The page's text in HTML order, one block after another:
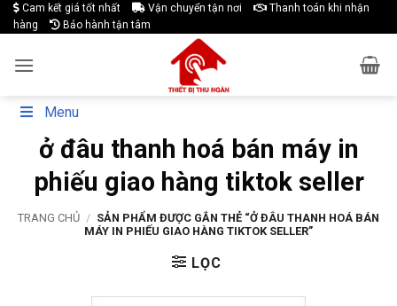
Skip
to
Cam kết giá tốt nhất Vận chuyển tận nơi
Thanh toán khi nhận
hàng
Bảo hành tận tâm
Menu
ở đâu thanh hoá bán máy in
phiếu giao hàng tiktok seller
TRANG CHỦ / SẢN PHẨM ĐƯỢC GẮN THẺ “Ở ĐÂU THANH HOÁ BÁN
MÁY IN PHIẾU GIAO HÀNG TIKTOK SELLER”
LỌC